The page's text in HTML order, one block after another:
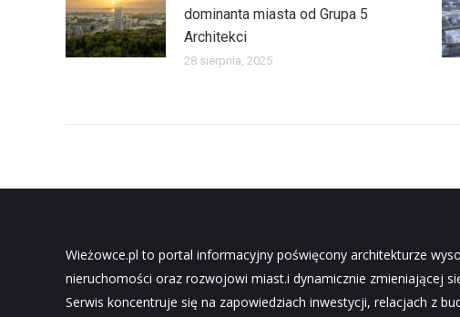
dominanta miasta od Grupa 5
Architekci
28 sierpnia, 2025
Wieżowce.pl to portal informacyjny poświęcony architekturze
nieruchomości oraz rozwojowi miast.i dynamicznie zmieniającej
Serwis koncentruje się na zapowiedziach inwestycji, relacjach z